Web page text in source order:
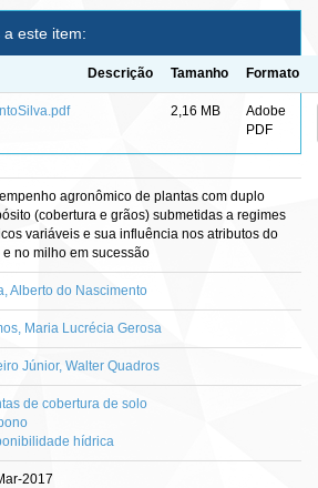
este item:
Descrição Tamanho Formato
2,16 MB
Adobe
PDF
agronômico de plantas com duplo
(cobertura e grãos) submetidas a regimes
variáveis e sua influência nos atributos do
e no milho em sucessão
Alberto do Nascimento
Maria Lucrécia Gerosa
Júnior, Walter Quadros
de cobertura de solo
hídrica
2017